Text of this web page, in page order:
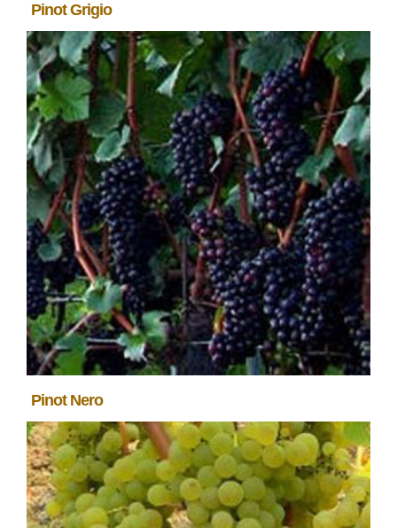
Pinot Grigio
Pinot Nero